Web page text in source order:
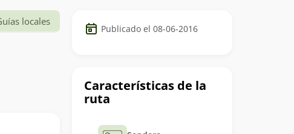
Datos
del Publicado el 08-06-2016
Características de la
ruta
locales